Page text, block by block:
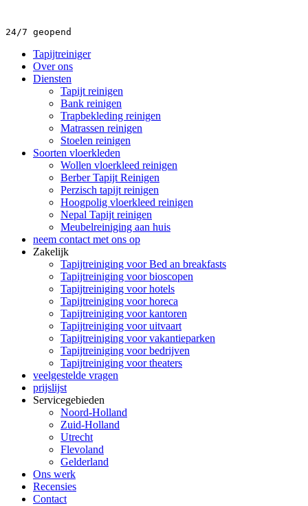
24/7 geopend
Tapijtreiniger
Over ons
Diensten
Tapijt reinigen
Bank reinigen
Trapbekleding reinigen
Matrassen reinigen
Stoelen reinigen
Soorten vloerkleden
Wollen vloerkleed reinigen
Berber Tapijt Reinigen
Perzisch tapijt reinigen
Hoogpolig vloerkleed reinigen
Nepal Tapijt reinigen
Meubelreiniging aan huis
neem contact met ons op
Zakelijk
Tapijtreiniging voor Bed an breakfasts
Tapijtreiniging voor bioscopen
Tapijtreiniging voor hotels
Tapijtreiniging voor horeca
Tapijtreiniging voor kantoren
Tapijtreiniging voor uitvaart
Tapijtreiniging voor vakantieparken
Tapijtreiniging voor bedrijven
Tapijtreiniging voor theaters
veelgestelde vragen
prijslijst
Servicegebieden
Noord-Holland
Zuid-Holland
Utrecht
Flevoland
Gelderland
Ons werk
Recensies
Contact